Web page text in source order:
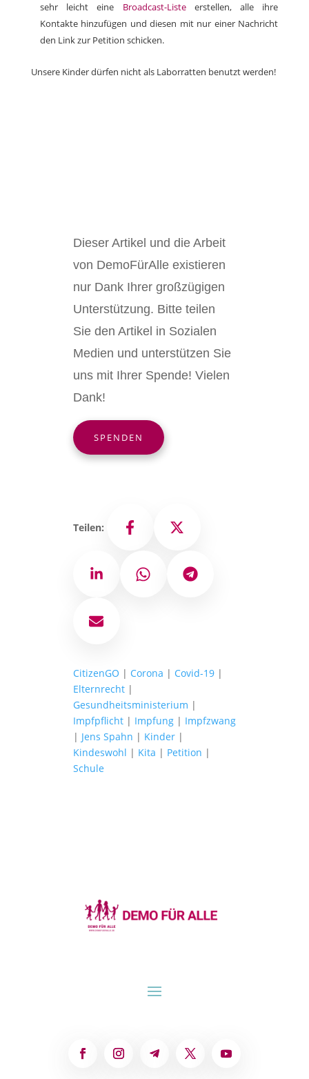
sehr leicht eine Broadcast-Listeerstellen, alle ihre
Kontakte hinzufügen und diesen mit nur einer Nachricht
den Link zur Petition schicken.
Unsere Kinder dürfen nicht als Laborratten benutzt werden!
Dieser Artikel und die Arbeit
von DemoFürAlle existieren
nur Dank Ihrer großzügigen
Unterstützung. Bitte teilen
Sie den Artikel in Sozialen
Medien und unterstützen Sie
uns mit Ihrer Spende! Vielen
Dank!
SPENDEN
Teilen: Facebook X
LinkedIn WhatsAppTelegram
E-Mail
CitizenGO | Corona | Covid-19|
Elternrecht|
Gesundheitsministerium |
Impfpflicht| Impfung| Impfzwang
| Jens Spahn | Kinder|
Kindeswohl | Kita | Petition |
Schule